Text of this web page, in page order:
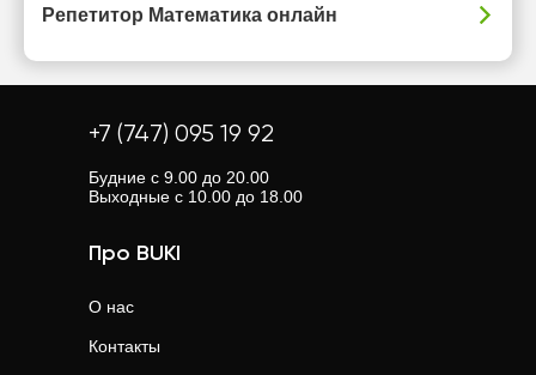
Репетитор Математика онлайн
+7 (747) 095 19 92
Будние с 9.00 до 20.00
Выходные с 10.00 до 18.00
Про BUKI
О нас
Контакты